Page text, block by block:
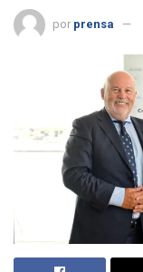
por prensa